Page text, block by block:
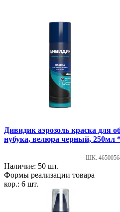
Дивидик аэрозоль краска для
нубука, велюра черный, 250мл
ШК:
Наличие: 50 шт.
Формы реализации товара
кор.: 6 шт.